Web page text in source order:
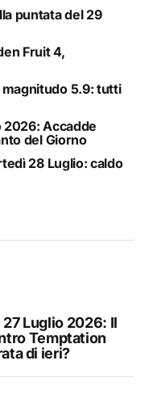
puntata del 29
Fruit 4,
5.9: tutti
2026: Accadde
del Giorno
28 Luglio: caldo
Luglio 2026: Il
Temptation
di ieri?